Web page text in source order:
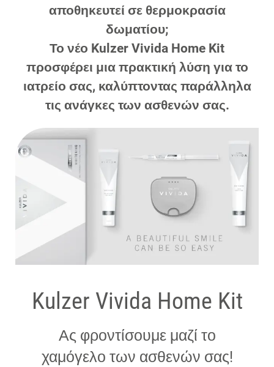
αποθηκευτεί σε θερμοκρασία
δωματίου;
Το νέο Kulzer Vivida Home Kit
προσφέρει μια πρακτική λύση για το
ιατρείο σας, καλύπτοντας παράλληλα
τις ανάγκες των ασθενών σας.
Kulzer Vivida Home Kit
Ας φροντίσουμε μαζί το
χαμόγελο των ασθενών σας!